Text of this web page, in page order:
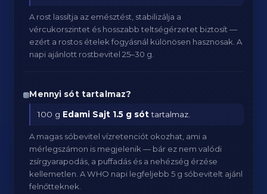
A rost lassítja az emésztést, stabilizálja a
vércukorszintet és hosszabb teltségérzetet biztosít —
ezért a rostos ételek fogyásnál különösen hasznosak. A
napi ajánlott rostbevitel 25–30 g.
Mennyi sót tartalmaz?
100 g Edami Sajt 1.5 g sóttartalmaz.
A magas sóbevitel vízretenciót okozhat, ami a
mérlegszámon is megjelenik — bár ez nem valódi
zsírgyarapodás, a puffadás és a nehézség érzése
kellemetlen. A WHO napi legfeljebb 5 g sóbevitelt ajánl
felnőtteknek.